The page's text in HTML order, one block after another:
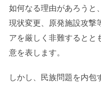
如何なる理由があろうと
現状変更、原発施設攻撃
アを厳しく非難するとと
意を表します。
しかし、民族問題を内包